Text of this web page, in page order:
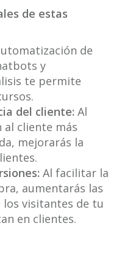
de estas
de
y
te permite
del cliente: Al
al cliente más
mejorarás la
Al facilitar la
aumentarás las
los visitantes de tu
en clientes.